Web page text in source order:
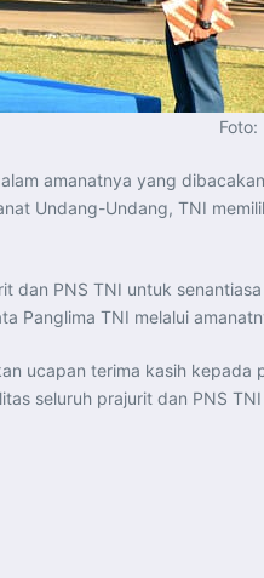
Foto:
amanatnya yang
Undang-Undang, TNI
dan PNS TNI untuk
Panglima TNI melalui
ucapan terima kasih
seluruh prajurit dan PNS